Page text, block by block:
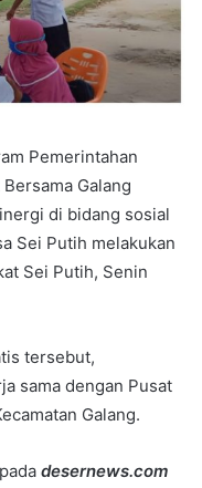
Pemerintahan
Galang
di bidang sosial
Sei Putih melakukan
Sei Putih, Senin
tersebut,
sama dengan Pusat
Galang.
desernews.com